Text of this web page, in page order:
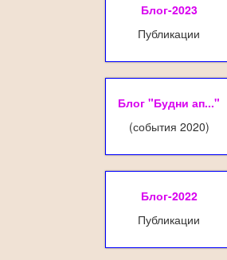
Блог-2023
Публикации
Блог "Будни ап..."
(события 2020)
Блог-2022
Публикации